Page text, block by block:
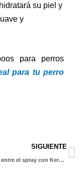
su piel y
y
para perros
para tu perro
SIGUIENTE
Diferencias entre el spray con Keratina Dinky y el Spray con Argán